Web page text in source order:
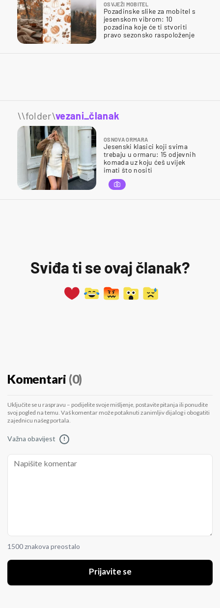
OSVJEŽI MOBITEL
Pozadinske slike za mobitel s
jesenskom vibrom: 10
pozadina koje će ti stvoriti
pravo sezonsko raspoloženje
\\folder\vezani_članak
OSNOVA ORMARA
Jesenski klasici koji svima
trebaju u ormaru: 15 odjevnih
komada uz koju ćeš uvijek
imati što nositi
Sviđa ti se ovaj članak?
Komentari (0)
Uključite se u raspravu – podijelite svoje mišljenje, postavite pitanja ili ponudite
svoj pogled na temu. Vaš komentar može potaknuti zanimljiv dijalog i obogatiti
zajednicu našeg portala.
Važna obavijest !
1500 znakova preostalo
Prijavite se